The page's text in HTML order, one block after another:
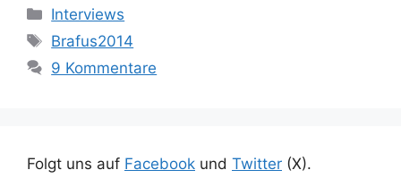
Kategorien
Interviews
Schlagwörter
Brafus2014
9 Kommentare
Folgt uns auf Facebook und Twitter (X).